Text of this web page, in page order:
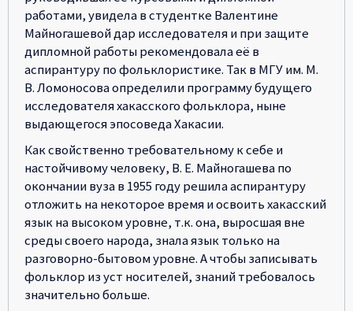
работами, увидела в студентке Валентине
Майногашевой дар исследователя и при защите
дипломной работы рекомендовала её в
аспирантуру по фольклористике. Так в МГУ им. М.
В. Ломоносова определили программу будущего
исследователя хакасского фольклора, ныне
выдающегося эпосоведа Хакасии.
Как свойственно требовательному к себе и
настойчивому человеку, В. Е. Майногашева по
окончании вуза в 1955 году решила аспирантуру
отложить на некоторое время и освоить хакасский
язык на высоком уровне, т.к. она, выросшая вне
среды своего народа, знала язык только на
разговорно-бытовом уровне. А чтобы записывать
фольклор из уст носителей, знаний требовалось
значительно больше.